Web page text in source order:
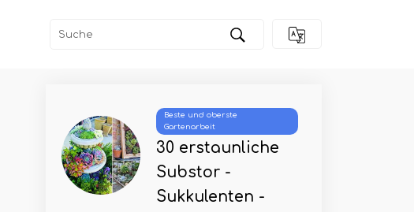
Beste und oberste
Gartenarbeit
30 erstaunliche
Substor -
Sukkulenten -